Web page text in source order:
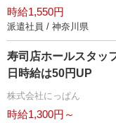
時給1,550円
派遣社員 / 神奈川県
寿司店ホールスタッ
日時給は50円UP
株式会社にっぱん
時給1,300円～